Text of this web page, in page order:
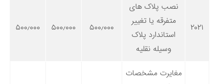
۲۰۲۱
نصب پلاک های
متفرقه یا تغییر
استاندارد پلاک
وسیله نقلیه
۵۰۰٫۰۰۰ ۵۰۰٫۰۰۰ ۵۰۰٫۰۰۰
مغایرت مشخصات